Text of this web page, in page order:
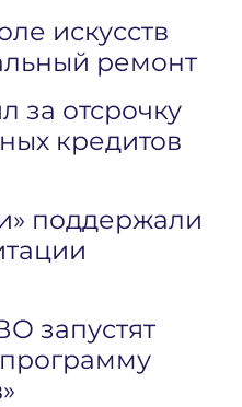
искусств
ремонт
за отсрочку
кредитов
поддержали
запустят